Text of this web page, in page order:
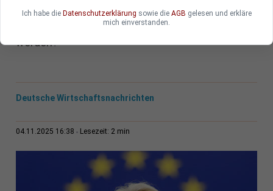
gegenüber globalen Wettbewerbern aufholen,
oder müssen die Mitgliedstaaten selbst aktiv
werden?
Deutsche Wirtschaftsnachrichten
04.11.2025 16:38 Lesezeit: 2 min
Ich habe die Datenschutzerklärung sowie die AGB gelesen und erkläre
mich einverstanden.